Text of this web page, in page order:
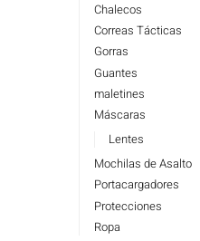
Chalecos
Correas Tácticas
Gorras
Guantes
maletines
Máscaras
Lentes
Mochilas de Asalto
Portacargadores
Protecciones
Ropa